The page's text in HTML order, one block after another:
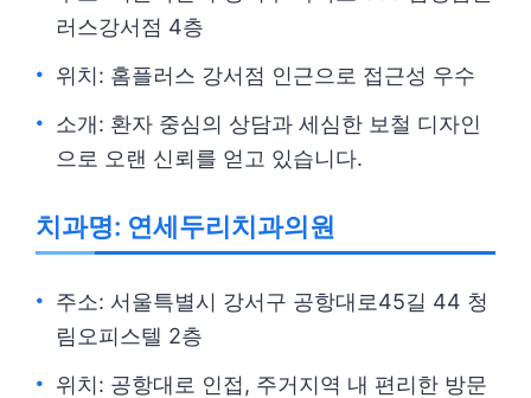
러스강서점 4층
위치: 홈플러스 강서점 인근으로 접근성 우수
소개: 환자 중심의 상담과 세심한 보철 디자인
으로 오랜 신뢰를 얻고 있습니다.
치과명: 연세두리치과의원
주소: 서울특별시 강서구 공항대로45길 44 청
림오피스텔 2층
위치: 공항대로 인접, 주거지역 내 편리한 방문